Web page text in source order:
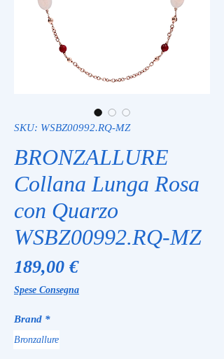
SKU: WSBZ00992.RQ-MZ
BRONZALLURE
Collana Lunga Rosa
con Quarzo
WSBZ00992.RQ-MZ
189,00 €Prezzo
Spese Consegna
Brand *
Bronzallure